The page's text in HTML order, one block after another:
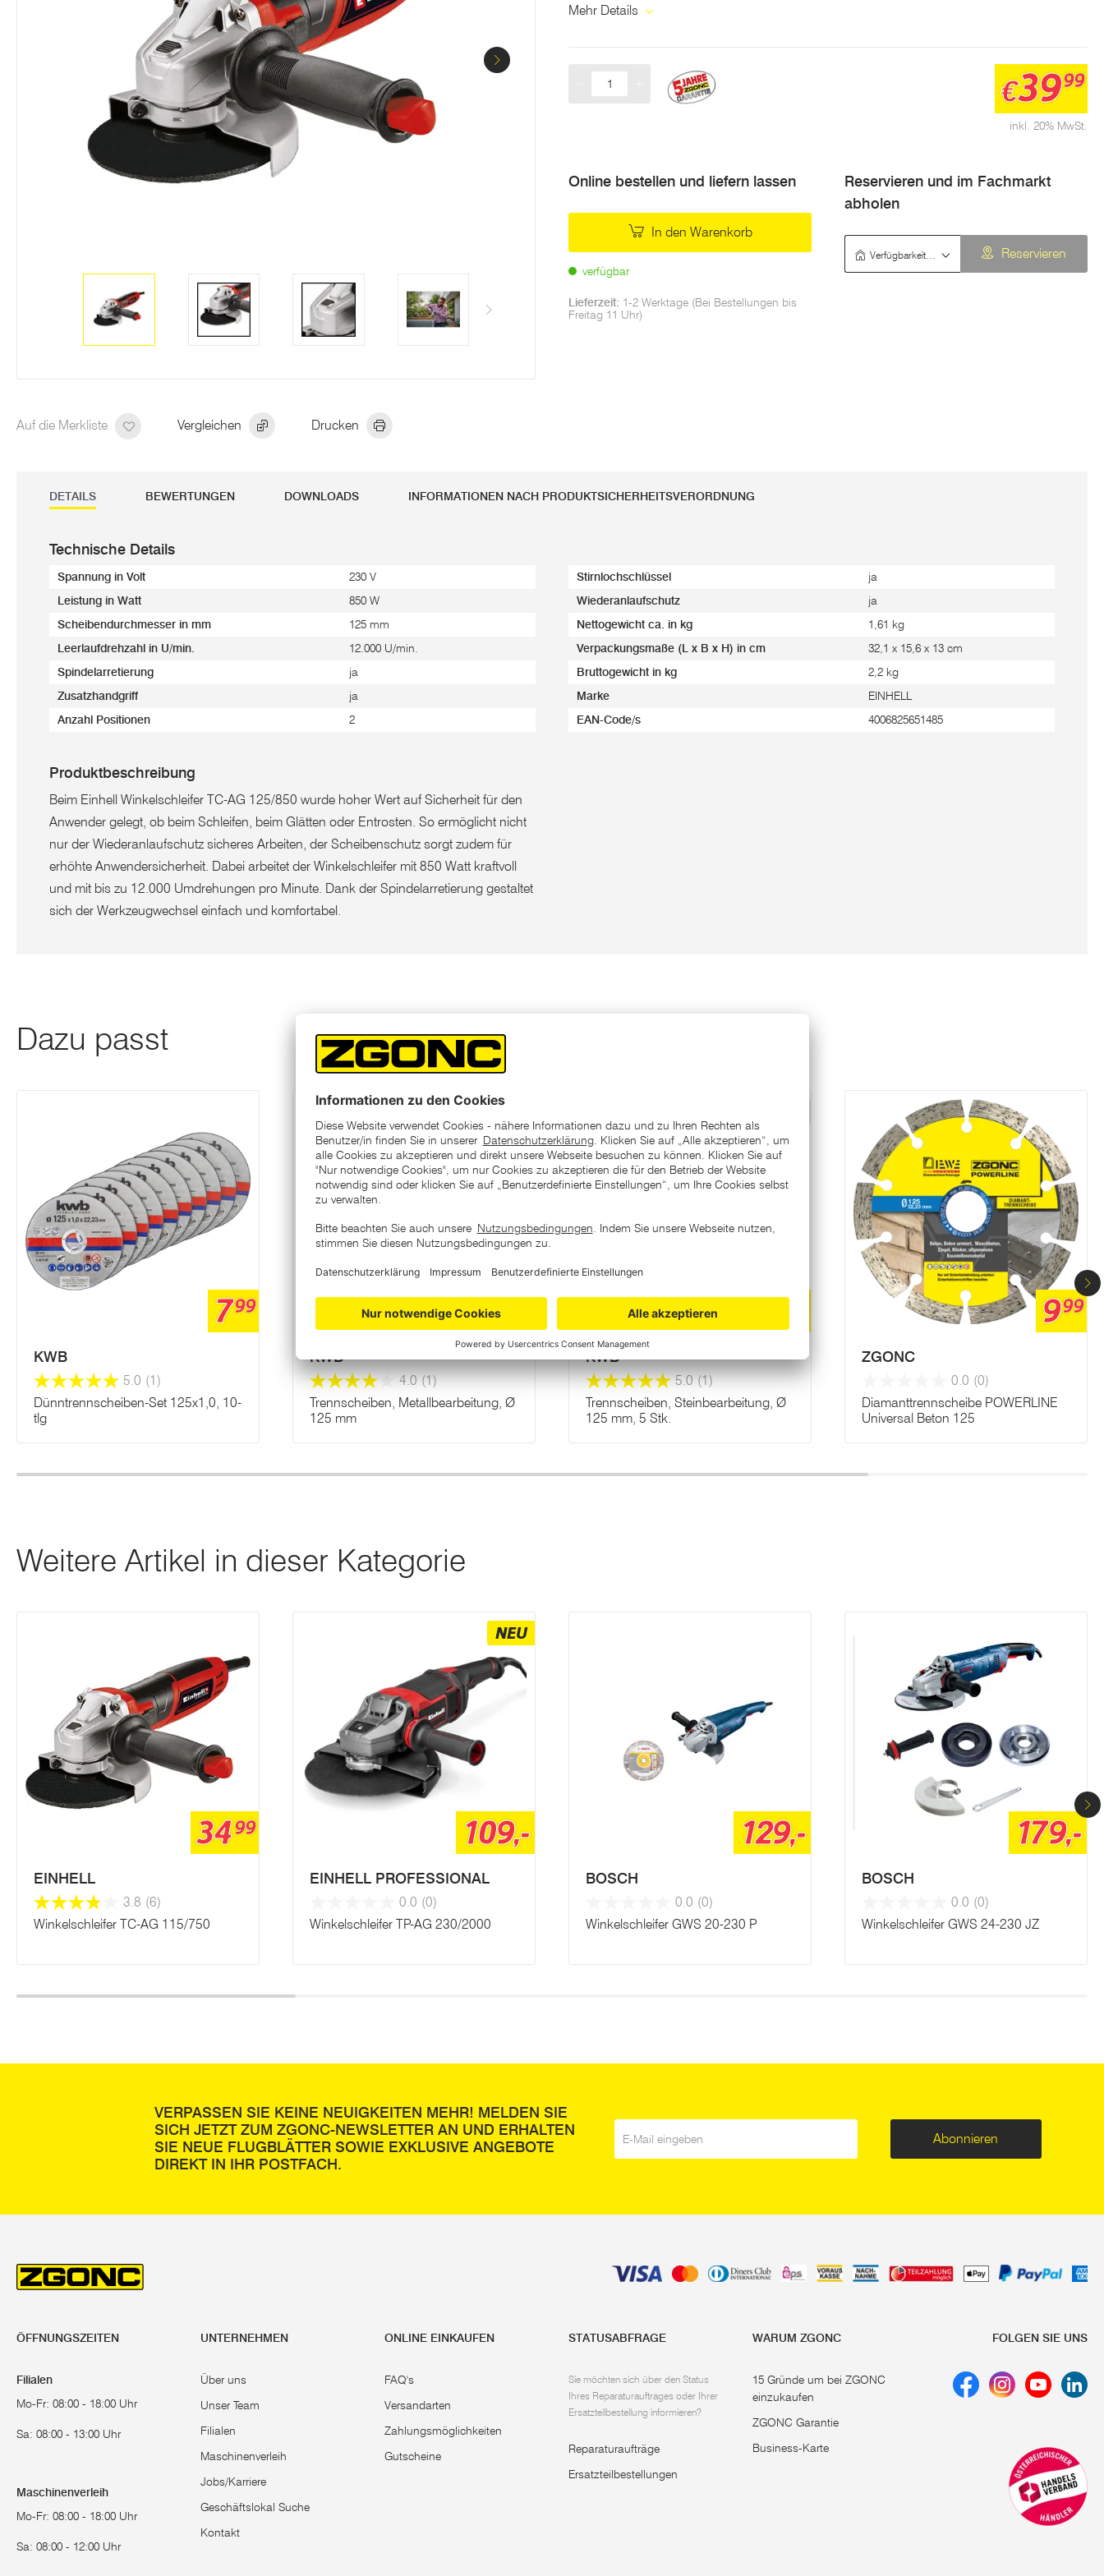
Auf die Merkliste Vergleichen Drucken
derselben
Seite.
Mehr Details
inkl. 20% MwSt.
€3999
Online bestellen und liefern lassen
In den Warenkorb
verfügbar
Lieferzeit: 1-2 Werktage (Bei Bestellungen bis
Freitag 11 Uhr)
Reservieren und im Fachmarkt
abholen
Reservieren
DETAILS BEWERTUNGEN DOWNLOADS INFORMATIONEN NACH PRODUKTSICHERHEITSVERORDNUNG
Technische Details
Spannung in Volt 230 V
Leistung in Watt 850 W
Scheibendurchmesser in mm 125 mm
Leerlaufdrehzahl in U/min. 12.000 U/min.
Spindelarretierung ja
Zusatzhandgriff ja
Anzahl Positionen 2
Stirnlochschlüssel ja
Wiederanlaufschutz ja
Nettogewicht ca. in kg 1,61 kg
Verpackungsmaße (L x B x H) in cm 32,1 x 15,6 x 13 cm
Bruttogewicht in kg 2,2 kg
Marke EINHELL
EAN-Code/s 4006825651485
Produktbeschreibung
Beim Einhell Winkelschleifer TC-AG 125/850 wurde hoher Wert auf Sicherheit für den
Anwender gelegt, ob beim Schleifen, beim Glätten oder Entrosten. So ermöglicht nicht
nur der Wiederanlaufschutz sicheres Arbeiten, der Scheibenschutz sorgt zudem für
erhöhte Anwendersicherheit. Dabei arbeitet der Winkelschleifer mit 850 Watt kraftvoll
und mit bis zu 12.000 Umdrehungen pro Minute. Dank der Spindelarretierung gestaltet
sich der Werkzeugwechsel einfach und komfortabel.
Dazu passt
799
KWB
5.0 (1)
Dünntrennscheiben-Set 125x1,0, 10-
tlg
Varianten
9
KWB
4.0 (1)
Trennscheiben, Metallbearbeitung, Ø
125 mm
69
KWB
5.0 (1)
Trennscheiben, Steinbearbeitung, Ø
125 mm, 5 Stk.
999
ZGONC
0.0 (0)
Diamanttrennscheibe POWERLINE
Universal Beton 125
Weitere Artikel in dieser Kategorie
3499
EINHELL
3.8 (6)
Winkelschleifer TC-AG 115/750
NEU
109,-
EINHELL PROFESSIONAL
0.0 (0)
Winkelschleifer TP-AG 230/2000
129,-
BOSCH
0.0 (0)
Winkelschleifer GWS 20-230 P
179,-
BOSCH
0.0 (0)
Winkelschleifer GWS 24-230 JZ
VERPASSEN SIE KEINE NEUIGKEITEN MEHR! MELDEN SIE
SICH JETZT ZUM ZGONC-NEWSLETTER AN UND ERHALTEN
SIE NEUE FLUGBLÄTTER SOWIE EXKLUSIVE ANGEBOTE
DIREKT IN IHR POSTFACH.
Abonnieren
ÖFFNUNGSZEITEN
Filialen
Mo-Fr: 08:00 - 18:00 Uhr
Sa: 08:00 - 13:00 Uhr
Maschinenverleih
Mo-Fr: 08:00 - 18:00 Uhr
Sa: 08:00 - 12:00 Uhr
UNTERNEHMEN
Über uns
Unser Team
Filialen
Maschinenverleih
Jobs/Karriere
Geschäftslokal Suche
Kontakt
ONLINE EINKAUFEN
FAQ's
Versandarten
Zahlungsmöglichkeiten
Gutscheine
STATUSABFRAGE
Sie möchten sich über den Status
Ihres Reparaturauftrages oder Ihrer
Ersatzteilbestellung informieren?
Reparaturaufträge
Ersatzteilbestellungen
WARUM ZGONC
15 Gründe um bei ZGONC
einzukaufen
ZGONC Garantie
Business-Karte
FOLGEN SIE UNS